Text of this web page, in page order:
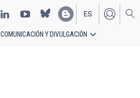
EN
ES
COMUNICACIÓN Y DIVULGACIÓN